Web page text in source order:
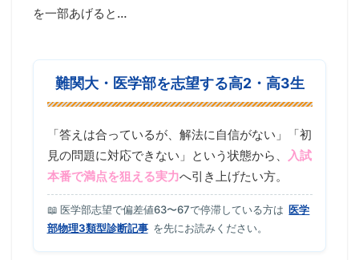
を一部あげると…
難関大・医学部を志望する高2・高3生
「答えは合っているが、解法に自信がない」「初
見の問題に対応できない」という状態から、
入試
本番で満点を狙える実力へ引き上げたい方。
📖 医学部志望で偏差値63〜67で停滞している方は 医学
部物理3類型診断記事 を先にお読みください。